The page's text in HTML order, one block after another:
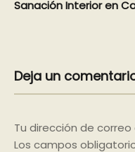
de
Sanación Interior en
Deja un
Tu dirección de
Los campos